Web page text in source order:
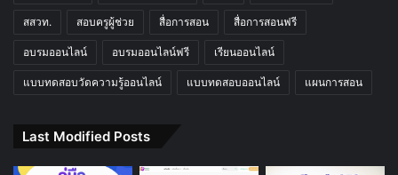
สสวท. สอบครูผู้ช่วย สื่อการสอน สื่อการสอนฟรี
อบรมออนไลน์ อบรมออนไลน์ฟรี เรียนออนไลน์
แบบทดสอบวัดความรู้ออนไลน์ แบบทดสอบออนไลน์ แผนการสอน
Last Modified Posts